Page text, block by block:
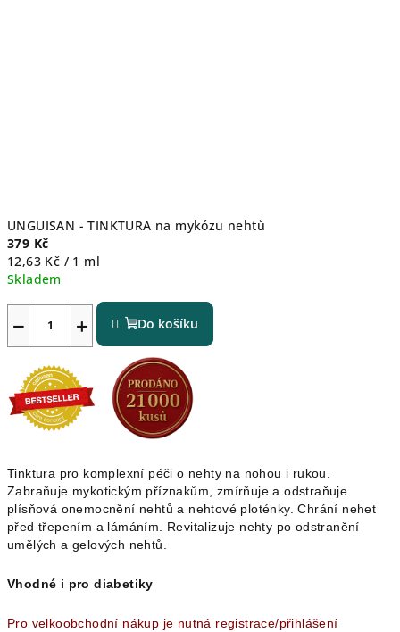
UNGUISAN - TINKTURA na mykózu nehtů
379 Kč
Měrná
cena:
12,63 Kč / 1 ml
Skladem
produktu
je
5
hvězdiček.
+
− Do košíku
Tinktura pro komplexní péči o nehty na nohou i rukou.
Zabraňuje mykotickým příznakům, zmírňuje a odstraňuje
plísňová onemocnění nehtů a nehtové ploténky. Chrání nehet
před třepením a lámáním. Revitalizuje nehty po odstranění
umělých a gelových nehtů.
Vhodné i pro diabetiky
Pro velkoobchodní nákup je nutná registrace/přihlášení